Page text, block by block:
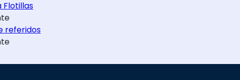
Flotillas
referidos